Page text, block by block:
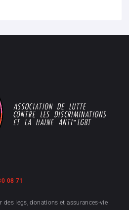
08 71
legs, donations et assurances-vie